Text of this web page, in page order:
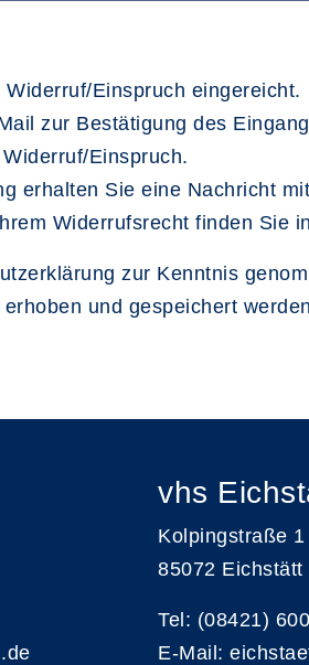
Einspruch eingereicht.
zur Bestätigung des
Einspruch.
erhalten Sie eine Nachricht
Widerrufsrecht finden Sie
zur Kenntnis
und gespeichert
vhs
Kolpingstraße 1
85072 Eichstätt
Tel: (08421)
E-Mail: